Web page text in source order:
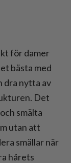
för damer
bästa med
dra nytta av
Det
smälta
utan att
smällar när
hårets